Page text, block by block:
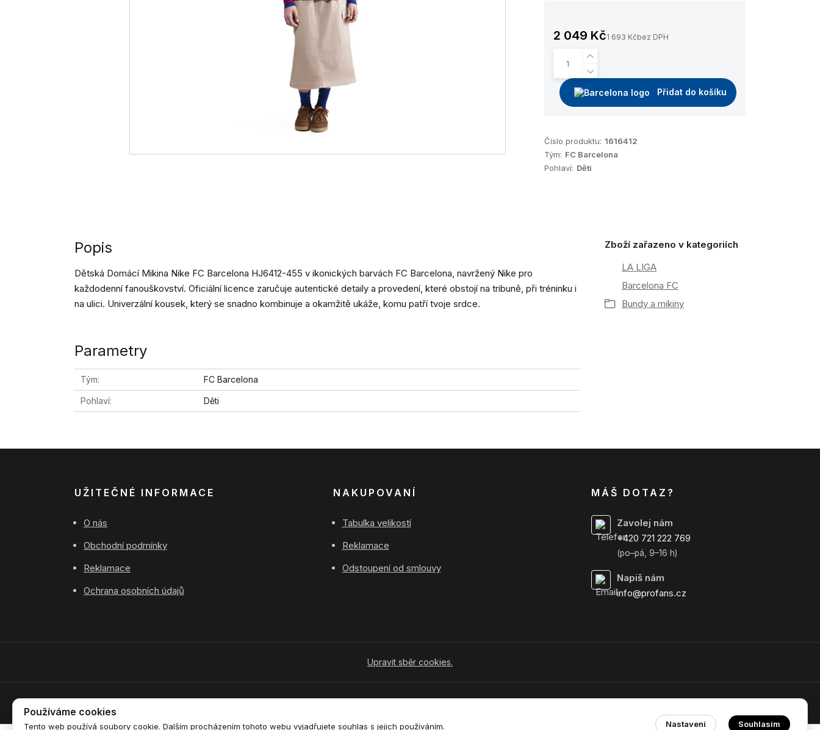
2 049 Kč1 693 Kčbez DPH
Přidat do košíku
Číslo produktu: 1616412
Tým: FC Barcelona
Pohlaví: Děti
Popis
Dětská Domácí Mikina Nike FC Barcelona HJ6412-455 v ikonických barvách FC Barcelona, navržený Nike pro
každodenní fanouškovství. Oficiální licence zaručuje autentické detaily a provedení, které obstojí na tribuně, při tréninku i
na ulici. Univerzální kousek, který se snadno kombinuje a okamžitě ukáže, komu patří tvoje srdce.
Parametry
Tým FC Barcelona
Pohlaví Děti
Zboží zařazeno v kategoriích
LA LIGA
Barcelona FC
Bundy a mikiny
UŽITEČNÉ INFORMACE
O nás
Obchodní podmínky
Reklamace
Ochrana osobních údajů
NAKUPOVANÍ
Tabulka velikostí
Reklamace
Odstoupení od smlouvy
MÁŠ DOTAZ?
Zavolej nám
+420 721 222 769
(po–pá, 9–16 h)
Napiš nám
info@profans.cz
Upravit sběr cookies.
Používáme cookies
Tento web používá soubory cookie. Dalším procházením tohoto webu vyjadřujete souhlas s jejich používáním. Nastavení Souhlasím